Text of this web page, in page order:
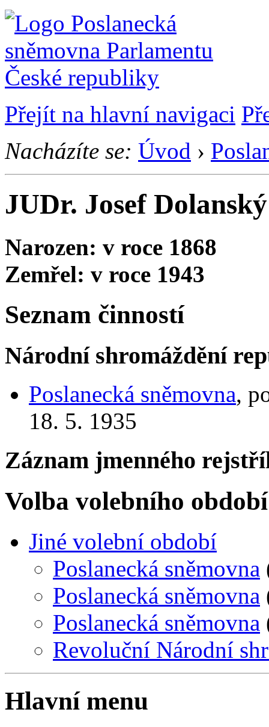
Přejít na hlavní navigaci
Nacházíte se: Úvod ›
JUDr. Josef Dolanský
Narozen: v roce 1868
Zemřel: v roce 1943
Seznam činností
Národní shromáždění
Poslanecká sněmovna,
18. 5. 1935
Záznam jmenného
Volba volebního období
Jiné volební období
Poslanecká sněmovna
Poslanecká sněmovna
Poslanecká sněmovna
Revoluční Národní
Hlavní menu